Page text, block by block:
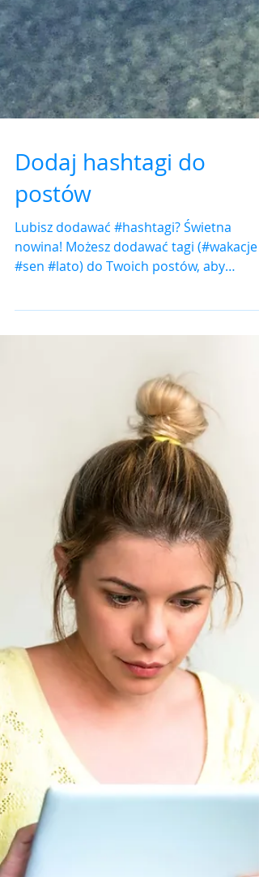
Dodaj hashtagi do
postów
Lubisz dodawać #hashtagi? Świetna
nowina! Możesz dodawać tagi (#wakacje
#sen #lato) do Twoich postów, aby
dotrzeć do większej ilości...